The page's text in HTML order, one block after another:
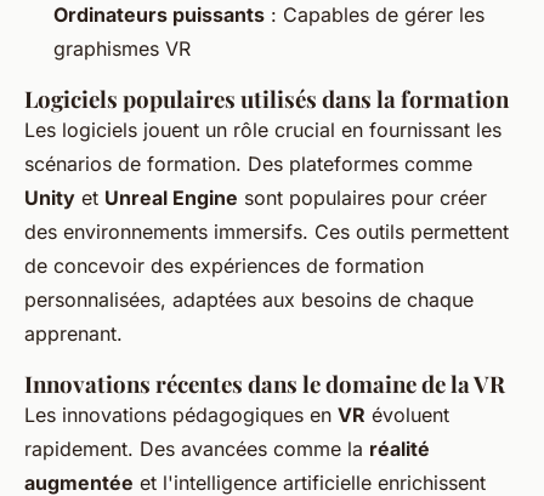
Ordinateurs puissants : Capables de gérer les
graphismes VR
Logiciels populaires utilisés dans la formation
Les logiciels jouent un rôle crucial en fournissant les
scénarios de formation. Des plateformes comme
Unity et Unreal Engine sont populaires pour créer
des environnements immersifs. Ces outils permettent
de concevoir des expériences de formation
personnalisées, adaptées aux besoins de chaque
apprenant.
Innovations récentes dans le domaine de la VR
Les innovations pédagogiques en VR évoluent
rapidement. Des avancées comme la réalité
augmentée et l'intelligence artificielle enrichissent